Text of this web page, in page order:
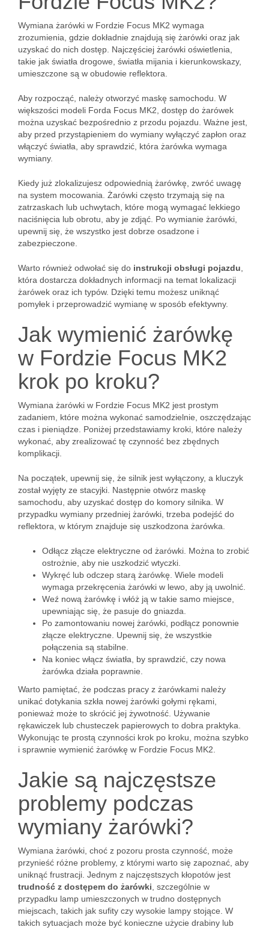
Wymiana żarówki w Fordzie Focus MK2 wymaga
zrozumienia, gdzie dokładnie znajdują się żarówki oraz jak
uzyskać do nich dostęp. Najczęściej żarówki oświetlenia,
takie jak światła drogowe, światła mijania i kierunkowskazy,
umieszczone są w obudowie reflektora.
Aby rozpocząć, należy otworzyć maskę samochodu. W
większości modeli Forda Focus MK2, dostęp do żarówek
można uzyskać bezpośrednio z przodu pojazdu. Ważne jest,
aby przed przystąpieniem do wymiany wyłączyć zapłon oraz
włączyć światła, aby sprawdzić, która żarówka wymaga
wymiany.
Kiedy już zlokalizujesz odpowiednią żarówkę, zwróć uwagę
na system mocowania. Żarówki często trzymają się na
zatrzaskach lub uchwytach, które mogą wymagać lekkiego
naciśnięcia lub obrotu, aby je zdjąć. Po wymianie żarówki,
upewnij się, że wszystko jest dobrze osadzone i
zabezpieczone.
Warto również odwołać się do instrukcji obsługi pojazdu
która dostarcza dokładnych informacji na temat lokalizacji
żarówek oraz ich typów. Dzięki temu możesz uniknąć
pomyłek i przeprowadzić wymianę w sposób efektywny.
Jak wymienić żarówkę
w Fordzie Focus MK2
krok po kroku?
Wymiana żarówki w Fordzie Focus MK2 jest prostym
zadaniem, które można wykonać samodzielnie, oszczędzając
czas i pieniądze. Poniżej przedstawiamy kroki, które należy
wykonać, aby zrealizować tę czynność bez zbędnych
komplikacji.
Na początek, upewnij się, że silnik jest wyłączony, a kluczyk
został wyjęty ze stacyjki. Następnie otwórz maskę
samochodu, aby uzyskać dostęp do komory silnika. W
przypadku wymiany przedniej żarówki, trzeba podejść do
reflektora, w którym znajduje się uszkodzona żarówka.
Odłącz złącze elektryczne od żarówki. Można to zrobić
ostrożnie, aby nie uszkodzić wtyczki.
Wykręć lub odczep starą żarówkę. Wiele modeli
wymaga przekręcenia żarówki w lewo, aby ją uwolnić.
Weź nową żarówkę i włóż ją w takie samo miejsce,
upewniając się, że pasuje do gniazda.
Po zamontowaniu nowej żarówki, podłącz ponownie
złącze elektryczne. Upewnij się, że wszystkie
połączenia są stabilne.
Na koniec włącz światła, by sprawdzić, czy nowa
żarówka działa poprawnie.
Warto pamiętać, że podczas pracy z żarówkami należy
unikać dotykania szkła nowej żarówki gołymi rękami,
ponieważ może to skrócić jej żywotność. Używanie
rękawiczek lub chusteczek papierowych to dobra praktyka.
Wykonując te prostą czynności krok po kroku, można szybko
i sprawnie wymienić żarówkę w Fordzie Focus MK2.
Jakie są najczęstsze
problemy podczas
wymiany żarówki?
Wymiana żarówki, choć z pozoru prosta czynność, może
przynieść różne problemy, z którymi warto się zapoznać, aby
uniknąć frustracji. Jednym z najczęstszych kłopotów jest
trudność z dostępem do żarówki , szczególnie w
przypadku lamp umieszczonych w trudno dostępnych
miejscach, takich jak sufity czy wysokie lampy stojące. W
takich sytuacjach może być konieczne użycie drabiny lub